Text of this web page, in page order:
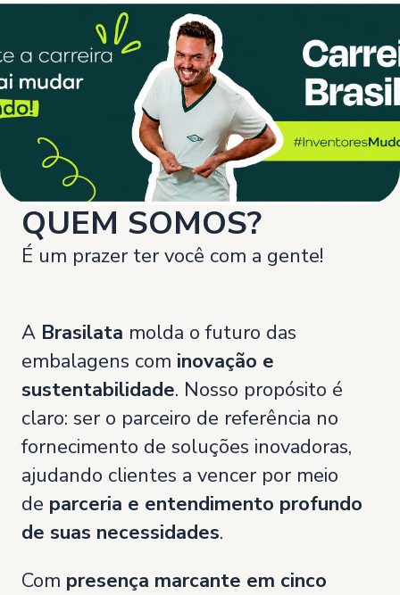
QUEM SOMOS?
É um prazer ter você com a gente!
A Brasilata molda o futuro das
embalagens com inovação e
sustentabilidade. Nosso propósito é
claro: ser o parceiro de referência no
fornecimento de soluções inovadoras,
ajudando clientes a vencer por meio
de parceria e entendimento profundo
de suas necessidades.
Com presença marcante em cinco